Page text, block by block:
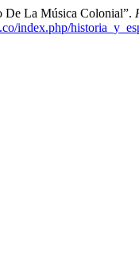
De La Música Colonial”.
index.php/